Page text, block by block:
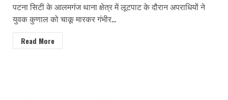
पटना सिटी के आलमगंज थाना क्षेत्र में लूटपाट के दौरान अपराधियों ने
युवक कुणाल को चाकू मारकर गंभीर...
Read More